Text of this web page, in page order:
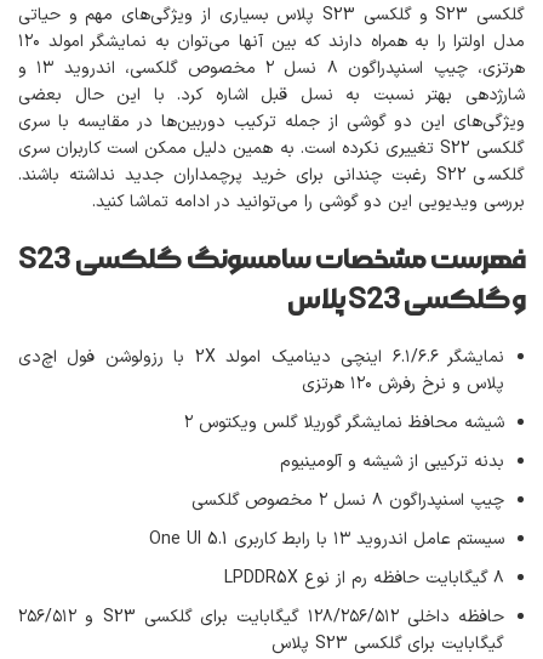
گلکسی S23 و گلکسی S23 پلاس بسیاری از ویژگی‌های مهم و حیاتی
مدل اولترا را به همراه دارند که بین آنها می‌توان به نمایشگر امولد ۱۲۰
هرتزی، چیپ اسنپدراگون ۸ نسل ۲ مخصوص گلکسی، اندروید ۱۳ و
شارژدهی بهتر نسبت به نسل قبل اشاره کرد. با این حال بعضی
ویژگی‌های این دو گوشی از جمله ترکیب دوربین‌ها در مقایسه با سری
گلکسی S22 تغییری نکرده است. به همین دلیل ممکن است کاربران سری
گلکسی S22 رغبت چندانی برای خرید پرچمداران جدید نداشته باشند.
بررسی ویدیویی این دو گوشی را می‌توانید در ادامه تماشا کنید.
فهرست مشخصات سامسونگ گلکسی S23
و گلکسی S23 پلاس
نمایشگر ۶.۱/۶.۶ اینچی دینامیک امولد 2X با رزولوشن فول اچ‌دی
پلاس و نرخ رفرش ١٢۰ هرتزی
شیشه محافظ نمایشگر گوریلا گلس ویکتوس ٢
بدنه ترکیبی از شیشه و آلومینیوم
چیپ اسنپدراگون ٨ نسل ٢ مخصوص گلکسی
سیستم عامل اندروید ١٣ با رابط کاربری One UI 5.1
۸ گیگابایت حافظه رم از نوع LPDDR5X
حافظه داخلی ١٢٨/٢۵۶/۵١٢ گیگابایت برای گلکسی S23 و ٢۵۶/۵١٢
گیگابایت برای گلکسی S23 پلاس